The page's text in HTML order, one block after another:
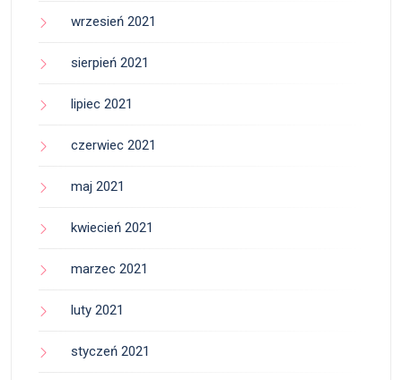
wrzesień 2021
sierpień 2021
lipiec 2021
czerwiec 2021
maj 2021
kwiecień 2021
marzec 2021
luty 2021
styczeń 2021